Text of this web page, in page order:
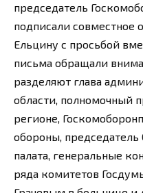
председатель
подписали совместное
Ельцину с просьбой
письма обращали
разделяют глава
области, полномочный
регионе,
обороны, председатель
палата, генеральные
ряда комитетов